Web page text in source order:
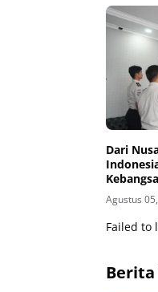
Dari
Sambut
Agustus
Failed to